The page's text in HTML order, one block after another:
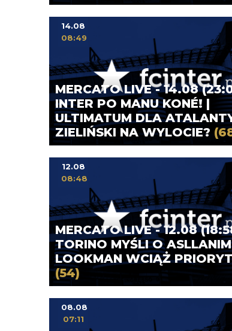
MERCATO LIVE - 14.08
INTER PO MANU KONÉ! |
ULTIMATUM DLA
ZIELIŃSKI NA WYLOCIE?
14.08
08:49
MERCATO LIVE - 12.08
TORINO MYŚLI O
LOOKMAN WCIĄŻ
(54)
12.08
08:48
08.08
07:11